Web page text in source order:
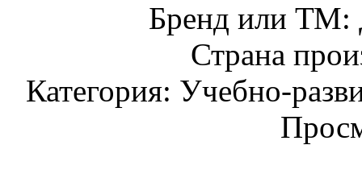
Бренд или ТМ:
Страна
Категория: Учебно-